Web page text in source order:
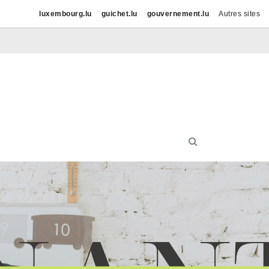
luxembourg.lu guichet.lu gouvernement.lu Autres sites